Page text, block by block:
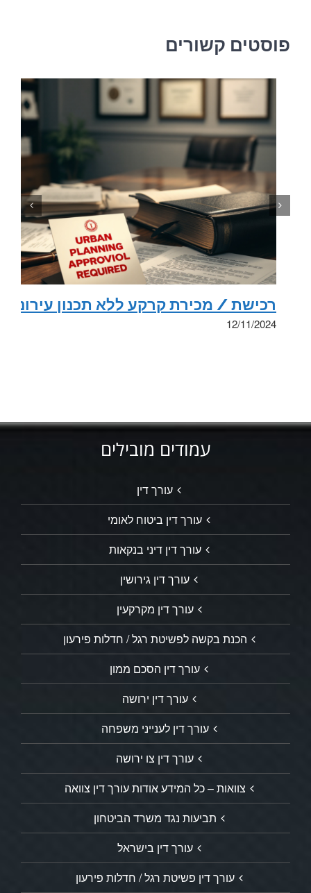
פוסטים קשורים
רכישת / מכירת קרקע ללא תכנון עירוני
12/11/2024
עמודים מובילים
עורך דין
עורך דין ביטוח לאומי
עורך דין דיני בנקאות
עורך דין גירושין
עורך דין מקרקעין
הכנת בקשה לפשיטת רגל / חדלות פירעון
עורך דין הסכם ממון
עורך דין ירושה
עורך דין לענייני משפחה
עורך דין צו ירושה
צוואות – כל המידע אודות עורך דין צוואה
תביעות נגד משרד הביטחון
עורך דין בישראל
עורך דין פשיטת רגל / חדלות פירעון